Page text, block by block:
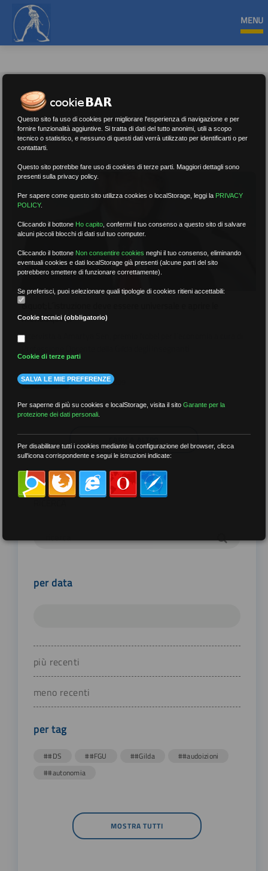
MENU
Notizie
&quot;L´istruzione deve essere universale e aprire le
menti&quot;.
Intervista a Amartya Sen, premio Nobel per l´economia a cura di
AREA STAMPA 14 Maggio 2009
per data
più recenti
meno recenti
per tag
##DS ##FGU ##Gilda
##audoizioni
##autonomia
MOSTRA TUTTI
Questo sito fa uso di cookies per migliorare l'esperienza di navigazione e per
fornire funzionalità aggiuntive. Si tratta di dati del tutto anonimi, utili a scopo
tecnico o statistico, e nessuno di questi dati verrà utilizzato per identificarti o per
contattarti.
Questo sito potrebbe fare uso di cookies di terze parti. Maggiori dettagli sono
presenti sulla privacy policy.
Per sapere come questo sito utilizza cookies o localStorage, leggi la PRIVACY
POLICY.
Cliccando il bottone Ho capito ,confermi il tuo consenso a questo sito di salvare
alcuni piccoli blocchi di dati sul tuo computer.
Cliccando il bottone Non consentire cookies neghi il tuo consenso, eliminando
eventuali cookies e dati localStorage già presenti (alcune parti del sito
potrebbero smettere di funzionare correttamente).
Se preferisci, puoi selezionare quali tipologie di cookies ritieni accettabili:
Cookie tecnici (obbligatorio)
Cookie di terze parti
SALVA LE MIE PREFERENZE
Per saperne di più su cookies e localStorage, visita il sitoGarante per la
protezione dei dati personali
Per disabilitare tutti i cookies mediante la configurazione del browser, clicca
sull'icona corrispondente e segui le istruzioni indicate: